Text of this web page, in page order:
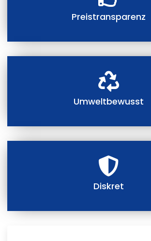
Preistransparenz
Umweltbewusst
Diskret